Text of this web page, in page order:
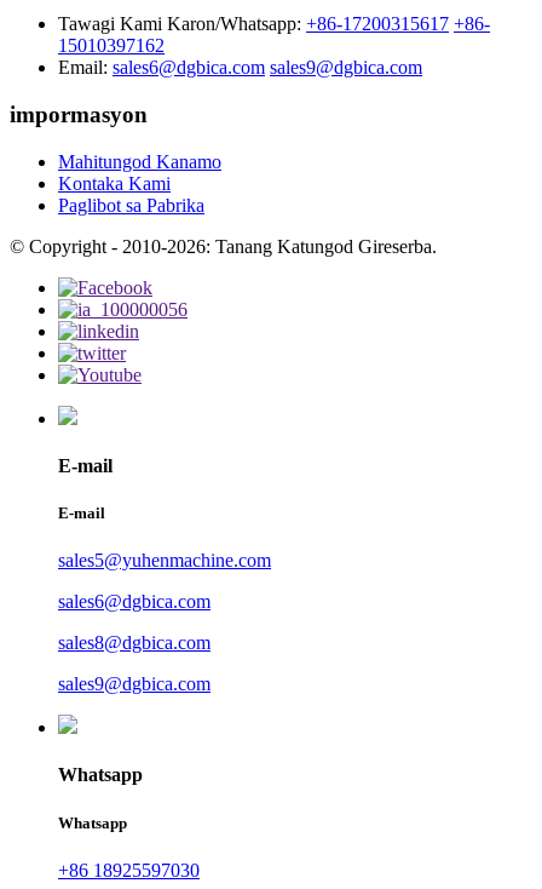
Tawagi Kami Karon/Whatsapp: +86-17200315617 +86-
15010397162
Email: sales6@dgbica.com sales9@dgbica.com
impormasyon
Mahitungod Kanamo
Kontaka Kami
Paglibot sa Pabrika
© Copyright - 2010-2026: Tanang Katungod Gireserba.
E-mail
E-mail
sales5@yuhenmachine.com
sales6@dgbica.com
sales8@dgbica.com
sales9@dgbica.com
Whatsapp
Whatsapp
+86 18925597030